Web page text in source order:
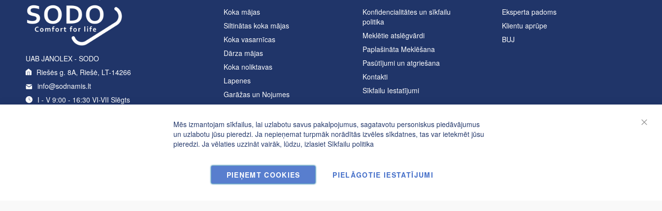
UAB JANOLEX - SODO
Riešės g. 8A, Riešė, LT-14266
info@sodnamis.lt
I - V 9:00 - 16:30 VI-VII Slēgts
Eksperta padoms
Klientu aprūpe
BUJ
Konfidencialitātes un sīkfailu
politika
Meklētie atslēgvārdi
Paplašināta Meklēšana
Pasūtījumi un atgriešana
Kontakti
Sīkfailu Iestatījumi
Koka mājas
Siltinātas koka mājas
Koka vasarnīcas
Dārza mājas
Koka noliktavas
Lapenes
Garāžas un Nojumes
Pirtis
A formas mājas
Karstā vannas
Mēs izmantojam sīkfailus, lai uzlabotu savus pakalpojumus, sagatavotu personiskus piedāvājumus
un uzlabotu jūsu pieredzi. Ja nepieņemat turpmāk norādītās izvēles sīkdatnes, tas var ietekmēt jūsu
pieredzi. Ja vēlaties uzzināt vairāk, lūdzu, izlasiet Sīkfailu politika
PIEŅEMT COOKIES PIELĀGOTIE IESTATĪJUMI